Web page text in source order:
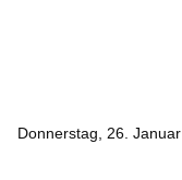
Donnerstag, 26.